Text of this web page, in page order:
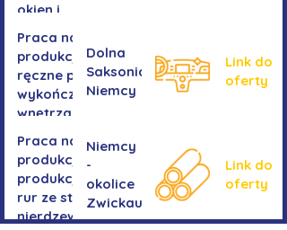
okien i
Praca na
produkcji -
ręczne prace
wykończeniowe
wnętrza aut
Dolna
Saksonia,
Niemcy
Link do
oferty
Praca na
produkcji-
produkcja
rur ze stali
nierdzewnej
Niemcy
-
okolice
Zwickau
Link do
oferty